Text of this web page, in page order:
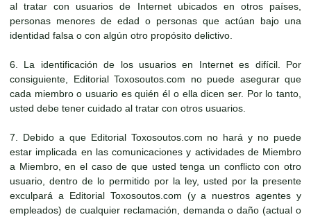
al tratar con usuarios de Internet ubicados en otros países,
personas menores de edad o personas que actúan bajo una
identidad falsa o con algún otro propósito delictivo.
6. La identificación de los usuarios en Internet es difícil. Por
consiguiente, Editorial Toxosoutos.com no puede asegurar que
cada miembro o usuario es quién él o ella dicen ser. Por lo tanto,
usted debe tener cuidado al tratar con otros usuarios.
7. Debido a que Editorial Toxosoutos.com no hará y no puede
estar implicada en las comunicaciones y actividades de Miembro
a Miembro, en el caso de que usted tenga un conflicto con otro
usuario, dentro de lo permitido por la ley, usted por la presente
exculpará a Editorial Toxosoutos.com (y a nuestros agentes y
empleados) de cualquier reclamación, demanda o daño (actual o